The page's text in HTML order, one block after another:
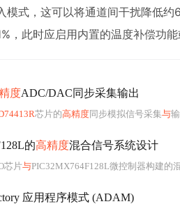
模式，这可以将通道间干扰降低
，此时应启用内置的温度补偿功
度ADC/DAC同步采集输出
芯片的高精度同步模拟信号采集与
的高精度混合信号系统设计
芯片与PIC32MX764F128L微控制器构建的混合信号系统展开，重点阐述
应用程序模式 (ADAM)